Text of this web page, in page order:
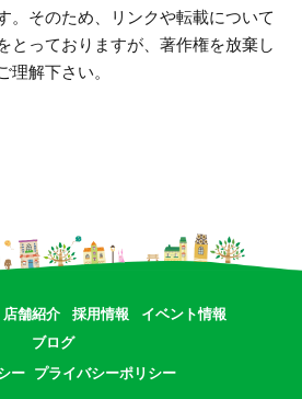
。そのため、リンクや転載について
とっておりますが、著作権を放棄し
理解下さい。
店舗紹介 採用情報
イベント情報
ブログ
ー プライバシーポリシー